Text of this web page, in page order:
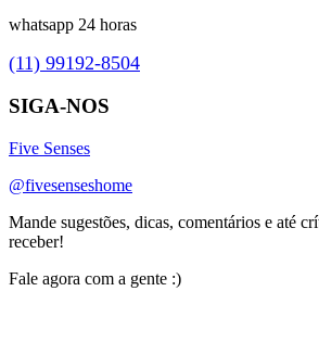
whatsapp 24 horas
(11) 99192-8504
SIGA-NOS
Five Senses
@fivesenseshome
Mande sugestões, dicas, comentários e até
receber!
Fale agora com a gente :)